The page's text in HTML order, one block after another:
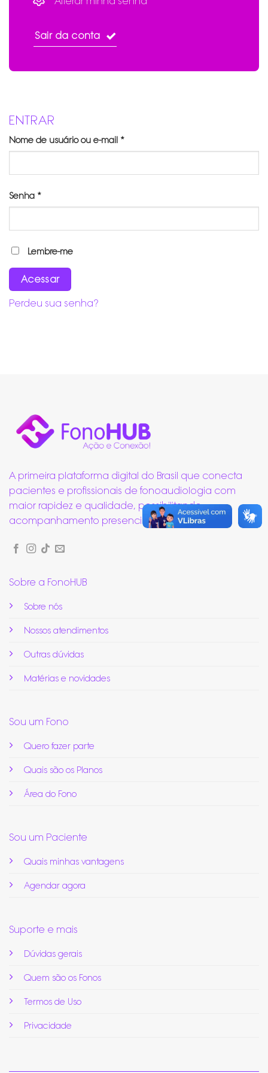
Sair da conta
ENTRAR
Nome de usuário ou e-mail *Obrigatório
Senha *Obrigatório
Lembre-me
Acessar
Perdeu sua senha?
A primeira plataforma digital do Brasil que conecta
pacientes e profissionais de fonoaudiologia com
maior rapidez e qualidade, possibilitando
acompanhamento presencial ou remoto.
Sobre a FonoHUB
Sobre nós
Nossos atendimentos
Outras dúvidas
Matérias e novidades
Sou um Fono
Quero fazer parte
Quais são os Planos
Área do Fono
Sou um Paciente
Quais minhas vantagens
Agendar agora
Suporte e mais
Dúvidas gerais
Quem são os Fonos
Termos de Uso
Privacidade